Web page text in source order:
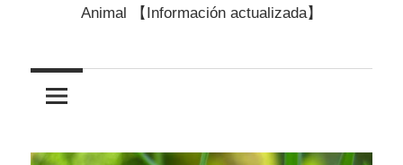
Veterinaria
Animal 【Información actualizada】